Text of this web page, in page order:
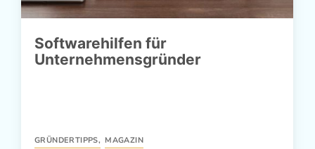
Softwarehilfen für
Unternehmensgründer
GRÜNDERTIPPS, MAGAZIN